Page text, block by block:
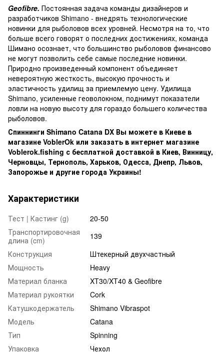
Geofibre. Постоянная задача команды дизайнеров и
разработчиков Shimano - внедрять технологические
новинки для рыболовов всех уровней. Несмотря на то, что
больше всего говорят о последних достижениях, команда
Шимано осознает, что большинство рыболовов финансово
не могут позволить себе самые последние новинки.
Природно произведенный компонент объединяет
невероятную жесткость, высокую прочность и
эластичность удилищ за приемлемую цену. Удилища
Shimano, усиленные геоволокном, поднимут показатели
ловли на новую высоту для гораздо большего количества
рыболовов.
Спиннинги Shimano Catana DX Вы можете в Киеве в
магазине VoblerOk или заказать в интернет магазине
Voblerok.fishing с бесплатной доставкой в Киев, Винницу,
Черновцы, Тернополь, Харьков, Одесса, Днепр, Львов,
Запорожье и другие города Украины!
Характеристики
Тест | Кастинг (g)
20-50
Транспортировочная
длина (cm)
139
Конструкция
Штекерный двухчастный
Мощность
Heavy
Материал бланка
XT30/XT40 & Geofibre
Материал рукоятки
Cork
Катушкодержатель
Shimano Vibraspot
Модель
Catana
Тип
Spinning
Упаковка
Чехол